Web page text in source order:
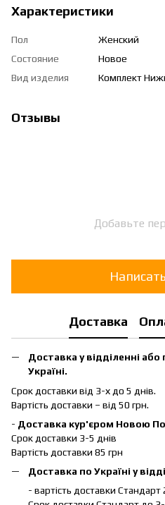
Характеристики
Пол
Женский
Состояние
Новое
Вид изделия
Комплект
Отзывы
Добавьте
Доставка
Доставка у відділенні
Україні.
Срок доставки від 3-х до 5 днів.
Вартість доставки – від 50 грн.
- Доставка кур'єром Новою
Срок доставки 3-5 днів
Вартість доставки 85 грн
Доставка по Україні у
- вартість доставки Стандарт